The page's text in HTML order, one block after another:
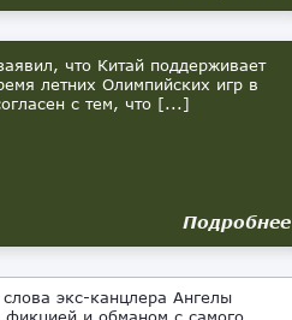
что Китай поддерживает
летних Олимпийских игр в
с тем, что [...]
Подробнее
экс-канцлера Ангелы